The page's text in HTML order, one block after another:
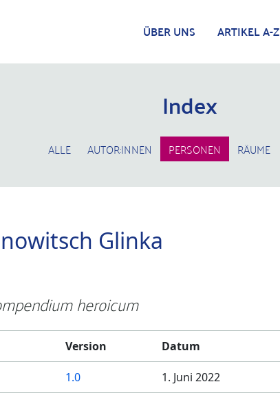
ÜBER UNS ARTIKEL A-Z
Index
ALLE AUTOR:INNEN PERSONEN RÄUME
Glinka
heroicum
Version Datum
1.0 1. Juni 2022